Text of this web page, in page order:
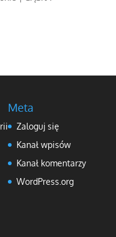
Meta
Zaloguj się
Kanał wpisów
Kanał komentarzy
WordPress.org